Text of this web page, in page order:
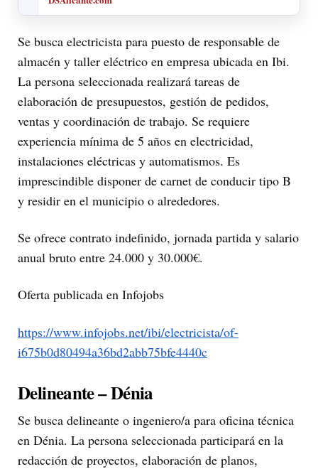
Se busca electricista para puesto de responsable de
almacén y taller eléctrico en empresa ubicada en Ibi.
La persona seleccionada realizará tareas de
elaboración de presupuestos, gestión de pedidos,
ventas y coordinación de trabajo. Se requiere
experiencia mínima de 5 años en electricidad,
instalaciones eléctricas y automatismos. Es
imprescindible disponer de carnet de conducir tipo B
y residir en el municipio o alrededores.
Se ofrece contrato indefinido, jornada partida y salario
anual bruto entre 24.000 y 30.000€.
Oferta publicada en Infojobs
https://www.infojobs.net/ibi/electricista/of-
i675b0d80494a36bd2abb75bfe4440c
Delineante – Dénia
Se busca delineante o ingeniero/a para oficina técnica
en Dénia. La persona seleccionada participará en la
redacción de proyectos, elaboración de planos,